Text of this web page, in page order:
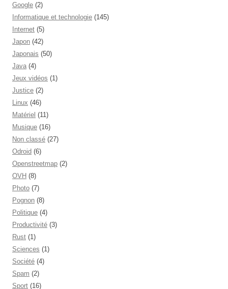
Google (2)
Informatique et technologie (145)
Internet (5)
Japon (42)
Japonais (50)
Java (4)
Jeux vidéos (1)
Justice (2)
Linux (46)
Matériel (11)
Musique (16)
Non classé (27)
Odroid (6)
Openstreetmap (2)
OVH (8)
Photo (7)
Pognon (8)
Politique (4)
Productivité (3)
Rust (1)
Sciences (1)
Société (4)
Spam (2)
Sport (16)